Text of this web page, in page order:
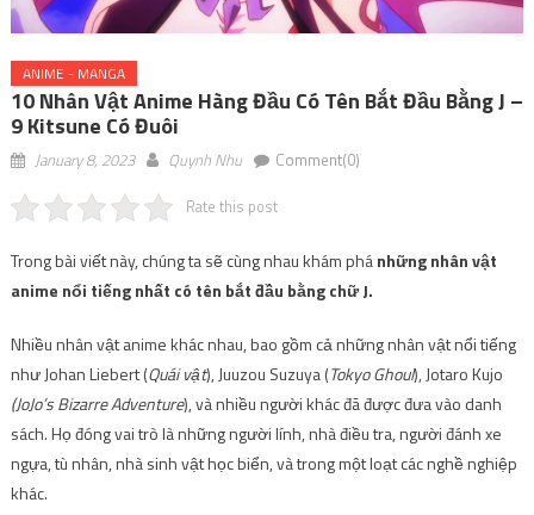
ANIME - MANGA
10 Nhân Vật Anime Hàng Đầu Có Tên Bắt Đầu Bằng J –
9 Kitsune Có Đuôi
January 8, 2023 Quynh Nhu Comment(0)
Rate this post
Trong bài viết này, chúng ta sẽ cùng nhau khám phánhững nhân vật
anime nổi tiếng nhất có tên bắt đầu bằng chữ J.
Nhiều nhân vật anime khác nhau, bao gồm cả những nhân vật nổi tiếng
như Johan Liebert (Quái vật), Juuzou Suzuya (Tokyo Ghoul), Jotaro Kujo
(JoJo’s Bizarre Adventure), và nhiều người khác đã được đưa vào danh
sách. Họ đóng vai trò là những người lính, nhà điều tra, người đánh xe
ngựa, tù nhân, nhà sinh vật học biển, và trong một loạt các nghề nghiệp
khác.